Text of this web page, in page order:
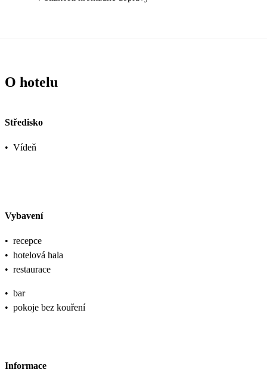
O hotelu
Středisko
• Vídeň
Vybavení
• recepce
• hotelová hala
• restaurace
• bar
• pokoje bez kouření
Informace